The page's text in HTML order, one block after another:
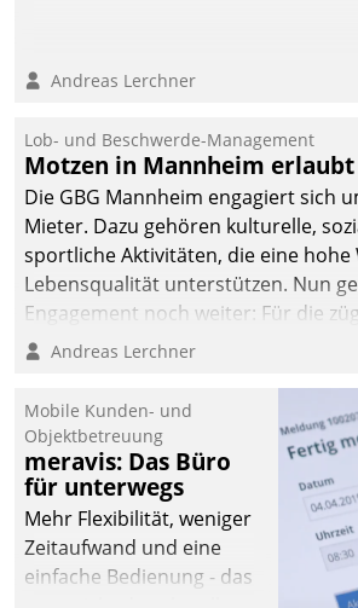
Andreas Lerchner
Lob- und Beschwerde-Management
Motzen in Mannheim erlaubt
Die GBG Mannheim engagiert sich
Mieter. Dazu gehören kulturelle,
sportliche Aktivitäten, die eine hohe
Lebensqualität unterstützen. Nun
Engagement noch weiter: Für die
von Beschwerden – oder Lob –
und Beschwerde-Management einen
ein.
Andreas Lerchner
Mobile Kunden- und
Objektbetreuung
meravis: Das Büro
für unterwegs
Mehr Flexibilität, weniger
Zeitaufwand und eine
einfache Bedienung - das